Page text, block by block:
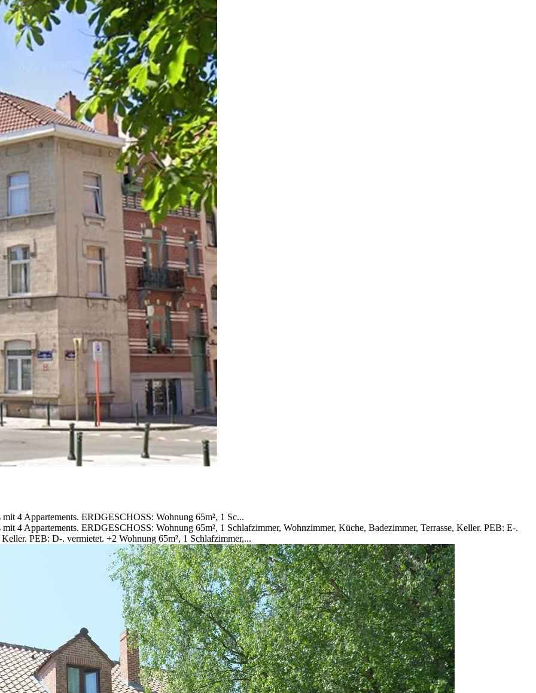
4 Appartements. ERDGESCHOSS: Wohnung 65m², 1 Sc...
4 Appartements. ERDGESCHOSS: Wohnung 65m², 1 Schlafzimmer, Wohnzimmer, Küche, Badezimmer, Terrasse, Keller. PEB: E-.
PEB: D-. vermietet. +2 Wohnung 65m², 1 Schlafzimmer,...